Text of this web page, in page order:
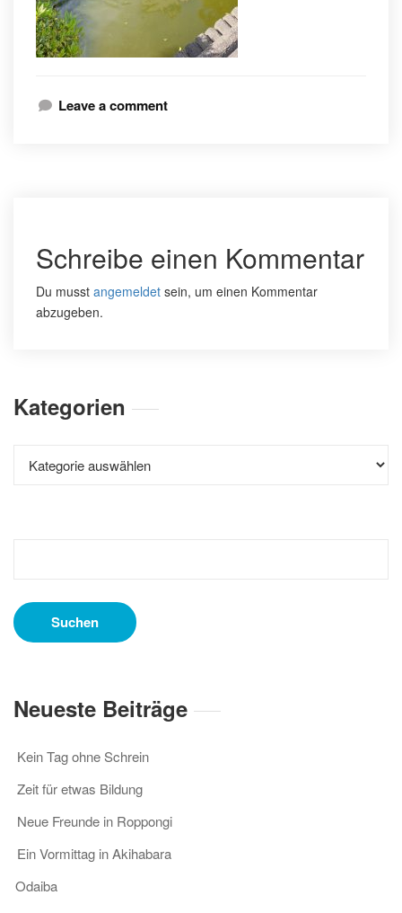
Leave a comment
Schreibe einen Kommentar
Du musst angemeldet sein, um einen Kommentar
abzugeben.
Kategorien
Neueste Beiträge
Kein Tag ohne Schrein
Zeit für etwas Bildung
Neue Freunde in Roppongi
Ein Vormittag in Akihabara
Odaiba